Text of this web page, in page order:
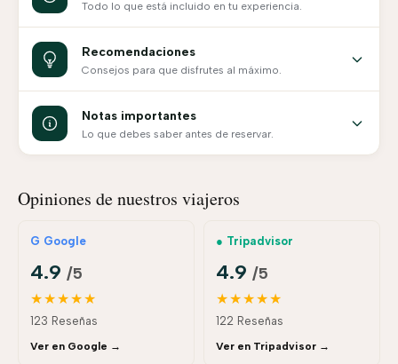
Todo lo que está incluido en tu experiencia.
Recomendaciones
Consejos para que disfrutes al máximo.
Notas importantes
Lo que debes saber antes de reservar.
Opiniones de nuestros viajeros
G Google
4.9 /5
★★★★★
123 Reseñas
Ver en Google →
● Tripadvisor
4.9 /5
★★★★★
122 Reseñas
Ver en Tripadvisor →